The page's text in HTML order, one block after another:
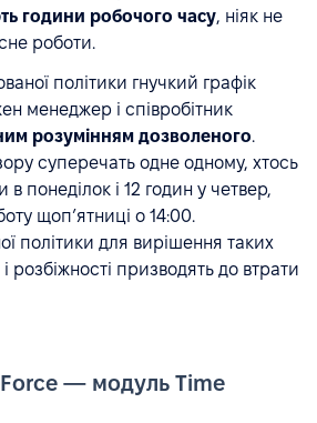
години робочого часу, ніяк не
роботи.
політики гнучкий графік
менеджер і співробітник
розумінням дозволеного.
суперечать одне одному, хтось
понеділок і 12 годин у четвер,
щоп’ятниці о 14:00.
політики для вирішення таких
розбіжності призводять до втрати
— модуль Time